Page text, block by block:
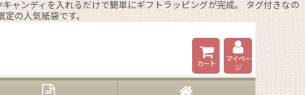
ャンディを入れるだけで簡単にギフトラッピングが完成。 タグ付きなの
の人気紙袋です。
カート
マイペー
ジ